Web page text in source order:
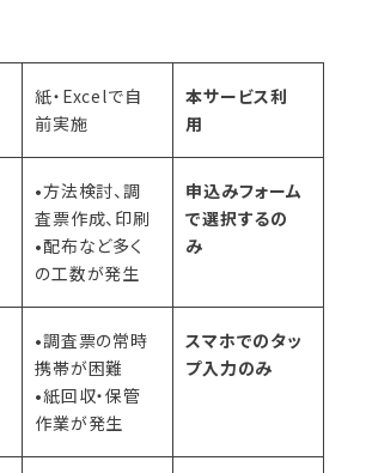
紙・Excelで自
前実施
本サービス利
用
•方法検討、調
査票作成、印刷
•配布など多く
の工数が発生
申込みフォーム
で選択するの
み
•調査票の常時
携帯が困難
•紙回収・保管
作業が発生
スマホでのタッ
プ入力のみ